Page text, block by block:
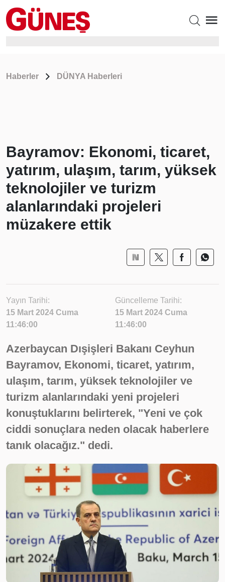
Haberler DÜNYA Haberleri
Bayramov: Ekonomi, ticaret,
yatırım, ulaşım, tarım, yüksek
teknolojiler ve turizm
alanlarındaki projeleri
müzakere ettik
Yayın Tarihi:
15 Mart 2024 Cuma
11:46:00
Güncelleme Tarihi:
15 Mart 2024 Cuma
11:46:00
Azerbaycan Dışişleri Bakanı Ceyhun
Bayramov, Ekonomi, ticaret, yatırım,
ulaşım, tarım, yüksek teknolojiler ve
turizm alanlarındaki yeni projeleri
konuştuklarını belirterek, "Yeni ve çok
ciddi sonuçlara neden olacak haberlere
tanık olacağız." dedi.